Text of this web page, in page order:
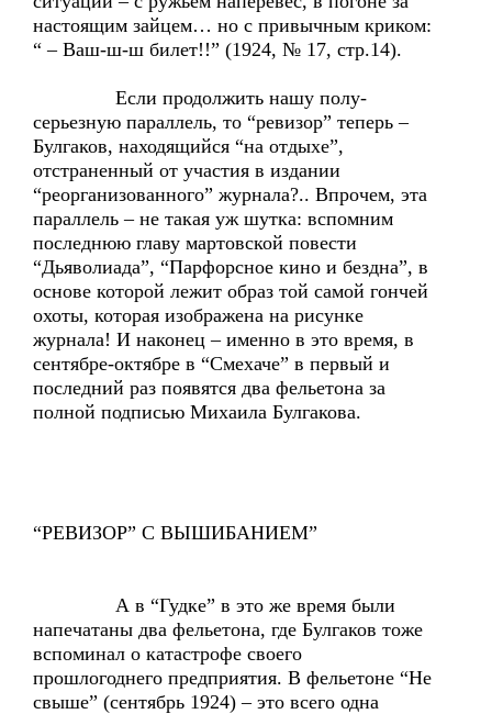
настоящим зайцем… но с привычным криком:
“ – Ваш-ш-ш билет!!” (1924, № 17, стр.14).
Если продолжить нашу полу-
серьезную параллель, то “ревизор” теперь –
Булгаков, находящийся “на отдыхе”,
отстраненный от участия в издании
“реорганизованного” журнала?.. Впрочем, эта
параллель – не такая уж шутка: вспомним
последнюю главу мартовской повести
“Дьяволиада”, “Парфорсное кино и бездна”, в
основе которой лежит образ той самой гончей
охоты, которая изображена на рисунке
журнала! И наконец – именно в это время, в
сентябре-октябре в “Смехаче” в первый и
последний раз появятся два фельетона за
полной подписью Михаила Булгакова.
“РЕВИЗОР” С ВЫШИБАНИЕМ”
А в “Гудке” в это же время были
напечатаны два фельетона, где Булгаков тоже
вспоминал о катастрофе своего
прошлогоднего предприятия. В фельетоне “Не
свыше” (сентябрь 1924) – это всего одна